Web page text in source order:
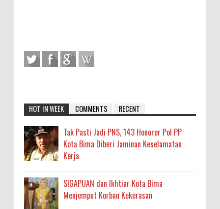
HOT IN WEEK COMMENTS RECENT
Tak Pasti Jadi PNS, 143 Honorer Pol PP
Kota Bima Diberi Jaminan Keselamatan
Kerja
SIGAPUAN dan Ikhtiar Kota Bima
Menjemput Korban Kekerasan